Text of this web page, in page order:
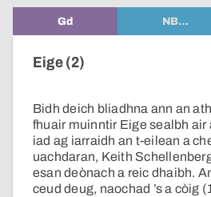
Gd NB…
Eige (2)
Bidh deich bliadhna ann an
fhuair muinntir Eige sealbh air
iad ag iarraidh an t-eilean a
uachdaran, Keith
esan deònach a reic dhaibh.
ceud deug, naochad ’s a còig